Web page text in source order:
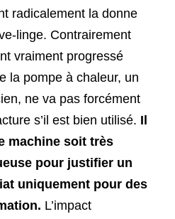
radicalement la donne
linge. Contrairement
vraiment progressé
la pompe à chaleur, un
ne va pas forcément
s’il est bien utilisé. Il
machine soit très
pour justifier un
uniquement pour des
L’impact